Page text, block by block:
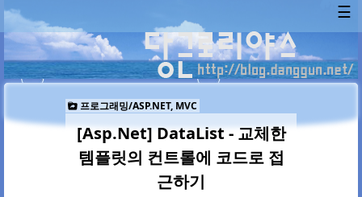
☰
프로그래밍/ASP.NET, MVC
[Asp.Net] DataList - 교체한
템플릿의 컨트롤에 코드로 접
근하기